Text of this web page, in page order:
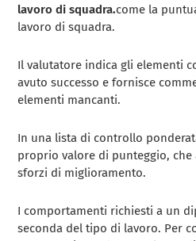
lavoro di squadra.come la
lavoro di squadra.
Il valutatore indica gli elementi
avuto successo e fornisce
elementi mancanti.
In una lista di controllo
proprio valore di punteggio, che
sforzi di miglioramento.
I comportamenti richiesti a un
seconda del tipo di lavoro. Per